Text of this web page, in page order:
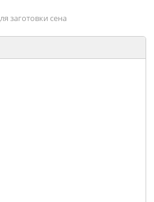
заготовки сена